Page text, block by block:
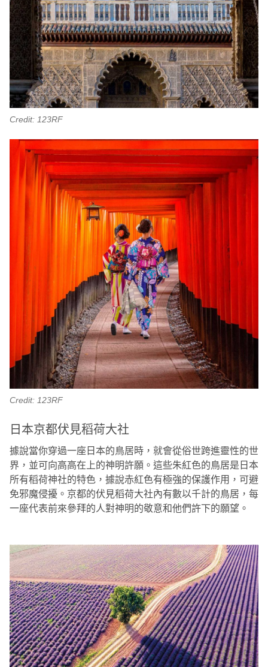
Credit: 123RF
Credit: 123RF
日本京都伏見稻荷大社
據說當你穿過一座日本的鳥居時，就會從俗世跨進靈性的世
界，並可向高高在上的神明許願。這些朱紅色的鳥居是日本
所有稻荷神社的特色，據說赤紅色有極強的保護作用，可避
免邪魔侵擾。京都的伏見稻荷大社內有數以千計的鳥居，每
一座代表前來參拜的人對神明的敬意和他們許下的願望。